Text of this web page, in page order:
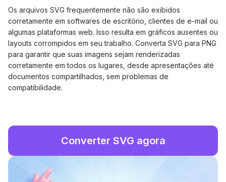
Os arquivos SVG frequentemente não são exibidos
corretamente em softwares de escritório, clientes de e-mail ou
algumas plataformas web. Isso resulta em gráficos ausentes ou
layouts corrompidos em seu trabalho. Converta SVG para PNG
para garantir que suas imagens sejam renderizadas
corretamente em todos os lugares, desde apresentações até
documentos compartilhados, sem problemas de
compatibilidade.
Converter SVG agora